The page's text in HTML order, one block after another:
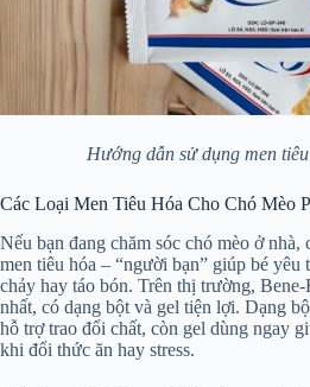
Hướng dẫn sử dụng men
Các Loại Men Tiêu Hóa Cho Chó Mèo
Nếu bạn đang chăm sóc chó mèo ở nhà,
men tiêu hóa – “người bạn” giúp bé yêu
chảy hay táo bón. Trên thị trường,
nhất, có dạng bột và gel tiện lợi. Dạng
hỗ trợ trao đổi chất, còn gel dùng ngay
khi đổi thức ăn hay stress.